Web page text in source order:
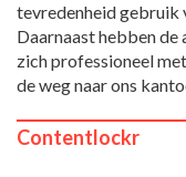
tevredenheid gebruik
Daarnaast hebben
zich professioneel
de weg naar ons
Contentlockr